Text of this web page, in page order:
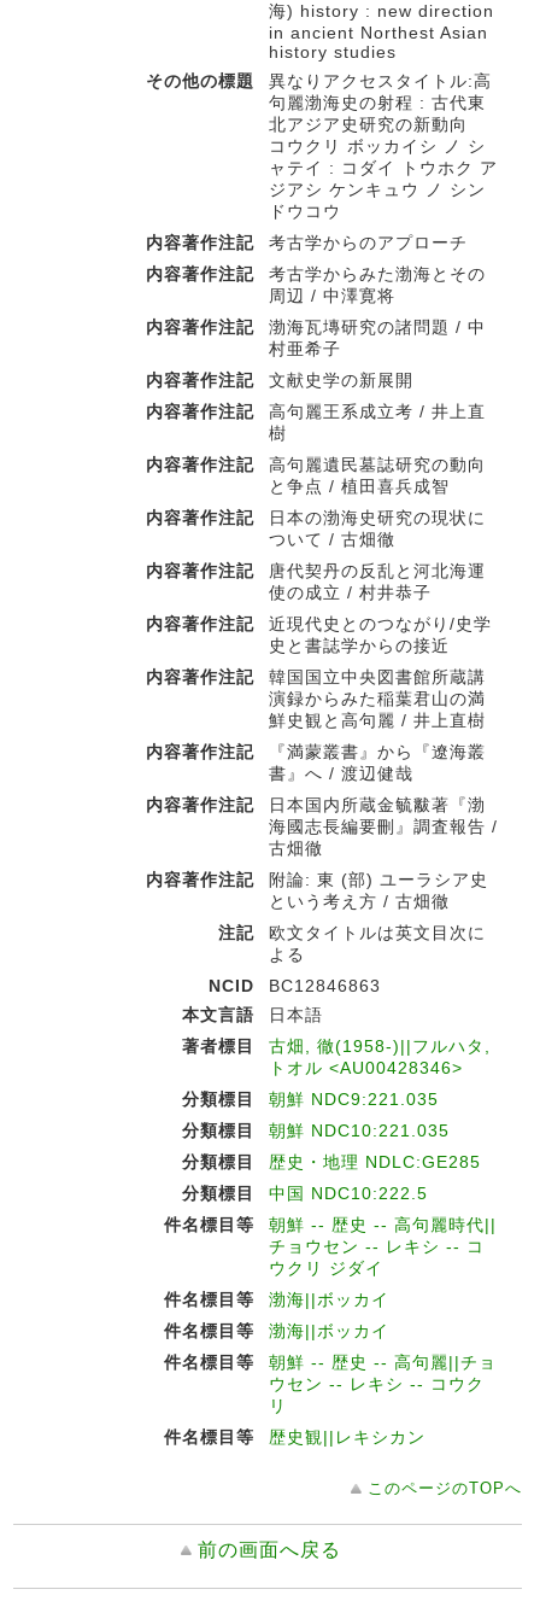
海) history : new direction
in ancient Northest Asian
history studies
その他の標題
異なりアクセスタイトル:高
句麗渤海史の射程 : 古代東
北アジア史研究の新動向
コウクリ ボッカイシ ノ シ
ャテイ : コダイ トウホク ア
ジアシ ケンキュウ ノ シン
ドウコウ
内容著作注記
考古学からのアプローチ
内容著作注記
考古学からみた渤海とその
周辺 / 中澤寛将
内容著作注記
渤海瓦塼研究の諸問題 / 中
村亜希子
内容著作注記
文献史学の新展開
内容著作注記
高句麗王系成立考 / 井上直
樹
内容著作注記
高句麗遺民墓誌研究の動向
と争点 / 植田喜兵成智
内容著作注記
日本の渤海史研究の現状に
ついて / 古畑徹
内容著作注記
唐代契丹の反乱と河北海運
使の成立 / 村井恭子
内容著作注記
近現代史とのつながり/史学
史と書誌学からの接近
内容著作注記
韓国国立中央図書館所蔵講
演録からみた稲葉君山の満
鮮史観と高句麗 / 井上直樹
内容著作注記
『満蒙叢書』から『遼海叢
書』へ / 渡辺健哉
内容著作注記
日本国内所蔵金毓黻著『渤
海國志長編要刪』調査報告 /
古畑徹
内容著作注記
附論: 東 (部) ユーラシア史
という考え方 / 古畑徹
注記
欧文タイトルは英文目次に
よる
NCID
BC12846863
本文言語
日本語
著者標目
古畑, 徹(1958-)||フルハタ,
トオル <AU00428346>
分類標目
朝鮮 NDC9:221.035
分類標目
朝鮮 NDC10:221.035
分類標目
歴史・地理 NDLC:GE285
分類標目
中国 NDC10:222.5
件名標目等
朝鮮 -- 歴史 -- 高句麗時代||
チョウセン -- レキシ -- コ
ウクリ ジダイ
件名標目等
渤海||ボッカイ
件名標目等
渤海||ボッカイ
件名標目等
朝鮮 -- 歴史 -- 高句麗||チョ
ウセン -- レキシ -- コウク
リ
件名標目等
歴史観||レキシカン
このページのTOPへ
前の画面へ戻る